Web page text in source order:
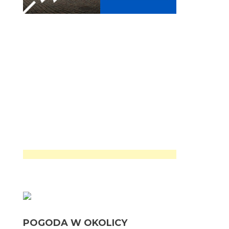
POGODA W OKOLICY